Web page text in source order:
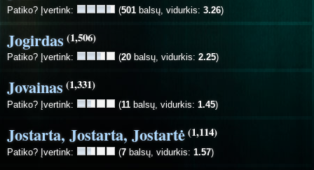
Patiko? Įvertink: (501 balsų, vidurkis: 3.26)
Jogirdas(1,506)
Patiko? Įvertink: (20 balsų, vidurkis: 2.25)
Jovainas (1,331)
Patiko? Įvertink: (11 balsų, vidurkis: 1.45)
Jostarta, Jostarta, Jostartė(1,114)
Patiko? Įvertink: (7 balsų, vidurkis: 1.57)